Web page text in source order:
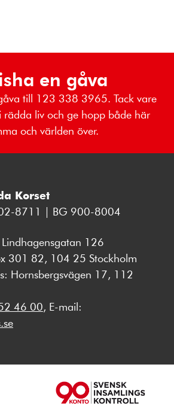
en gåva
till 123 338 3965. Tack vare
liv och ge hopp både här
och världen över.
Korset
8711 | BG 900-8004
Lindhagensgatan 126
301 82, 104 25 Stockholm
Hornsbergsvägen 17, 112
46 00, E-mail: